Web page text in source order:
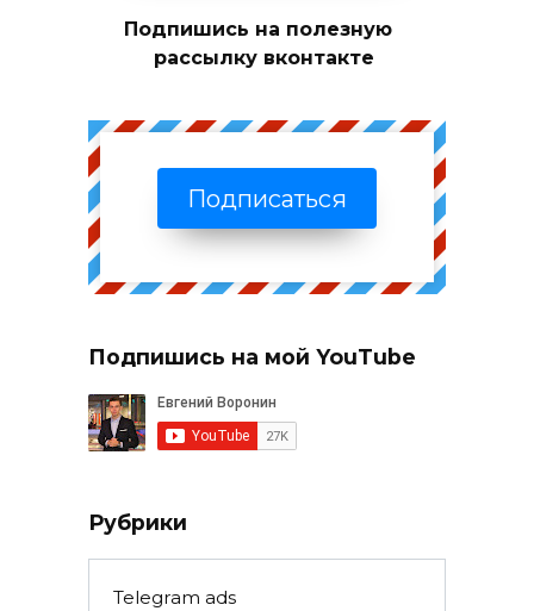
Подпишись на полезную
рассылку вконтакте
Подписаться
Подпишись на мой YouTube
Рубрики
Telegram ads